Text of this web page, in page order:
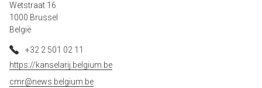
Wetstraat 16
1000 Brussel
België
+32 2 501 02 11
https://kanselarij.belgium.be
cmr@news.belgium.be